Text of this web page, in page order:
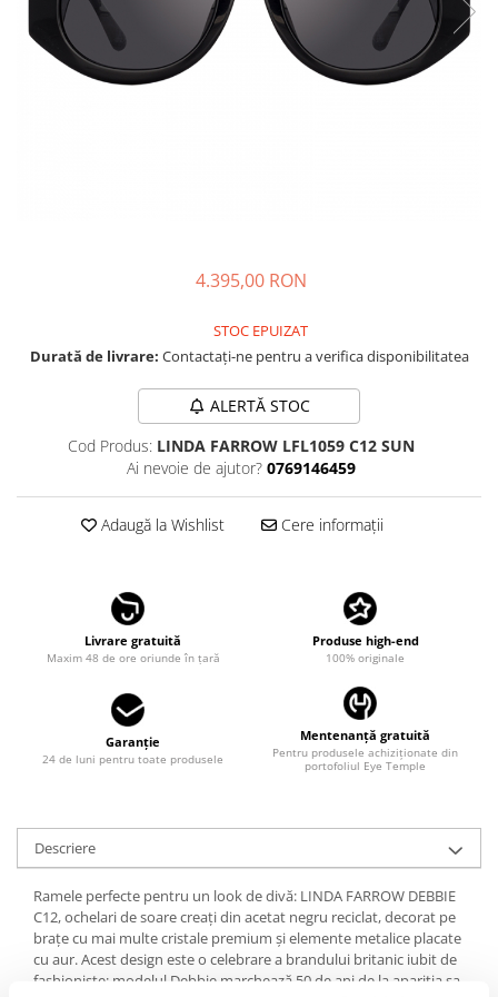
Materiale prețioase
Last Chance %
Materiale prețioase
Last chance %
DILEM
LAPIMA
LINDA FARROW
MAYBACH
MONT BLANC
MYKITA
OLIVER PEOPLES
ORGREEN
OXIBIS
PERSOL
PETER AND MAY
4.395,00 RON
STOC EPUIZAT
Durată de livrare: Contactați-ne pentru a verifica disponibilitatea
ALERTĂ STOC
Cod Produs: LINDA FARROW LFL1059 C12 SUN
Ai nevoie de ajutor? 0769146459
Adaugă la Wishlist Cere informații
Livrare gratuită
Maxim 48 de ore oriunde în țară
Produse high-end
100% originale
Garanție
24 de luni pentru toate produsele
Mentenanță gratuită
Pentru produsele achiziționate din
portofoliul Eye Temple
Descriere
Ramele perfecte pentru un look de divă: LINDA FARROW DEBBIE
C12, ochelari de soare creați din acetat negru reciclat, decorat pe
brațe cu mai multe cristale premium și elemente metalice placate
cu aur. Acest design este o celebrare a brandului britanic iubit de
fashioniste: modelul Debbie marchează 50 de ani de la apariția sa